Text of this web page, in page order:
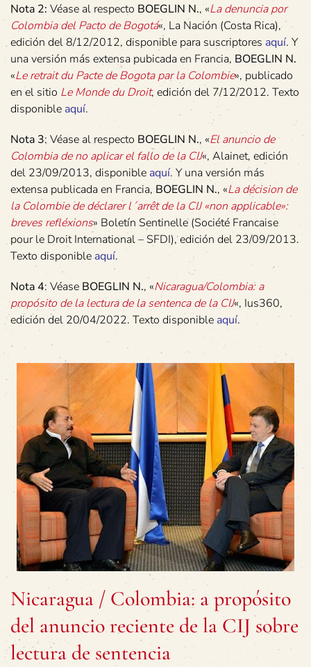
Nota 2: Véase al respecto BOEGLIN N., «La denuncia por
Colombia del Pacto de Bogotá«, La Nación (Costa Rica),
edición del 8/12/2012, disponible para suscriptores aquí. Y
una versión más extensa pubicada en Francia, BOEGLIN N.
«Le retrait du Pacte de Bogota par la Colombie», publicado
en el sitio Le Monde du Droit, edición del 7/12/2012. Texto
disponible aquí.
Nota 3: Véase al respecto BOEGLIN N., «El anuncio de
Colombia de no aplicar el fallo de la CIJ«, Alainet, edición
del 23/09/2013, disponible aquí. Y una versión más
extensa publicada en Francia, BOEGLIN N., «La décision de
la Colombie de déclarer l´arrêt de la CIJ «non applicable»:
breves refléxions» Boletín Sentinelle (Société Francaise
pour le Droit International – SFDI), edición del 23/09/2013.
Texto disponible aquí.
Nota 4: Véase BOEGLIN N., «Nicaragua/Colombia: a
propósito de la lectura de la sentenca de la CIJ«, Ius360,
edición del 20/04/2022. Texto disponible aquí.
Nicaragua / Colombia: a propósito
del anuncio reciente de la CIJ sobre
lectura de sentencia